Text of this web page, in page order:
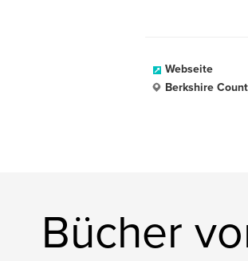
Webseite
Berkshire
Bücher